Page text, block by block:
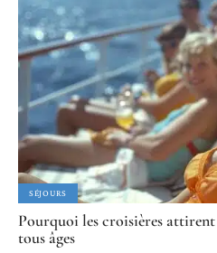
SÉJOURS
Pourquoi les croisières
tous âges